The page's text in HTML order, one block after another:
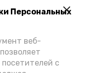
Персональных
веб-
с
50 граммов
обратить
она